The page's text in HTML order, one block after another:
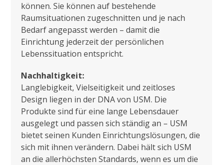
können. Sie können auf bestehende
Raumsituationen zugeschnitten und je nach
Bedarf angepasst werden – damit die
Einrichtung jederzeit der persönlichen
Lebenssituation entspricht.
Nachhaltigkeit:
Langlebigkeit, Vielseitigkeit und zeitloses
Design liegen in der DNA von USM. Die
Produkte sind für eine lange Lebensdauer
ausgelegt und passen sich ständig an – USM
bietet seinen Kunden Einrichtungslösungen, die
sich mit ihnen verändern. Dabei hält sich USM
an die allerhöchsten Standards, wenn es um die